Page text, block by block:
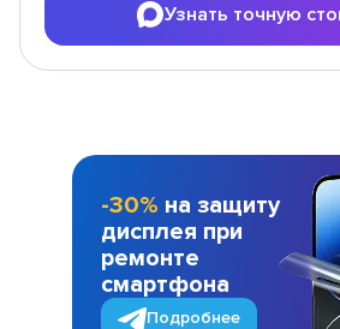
Узнать точную
-30% на защиту
дисплея при
ремонте
смартфона
Подробнее